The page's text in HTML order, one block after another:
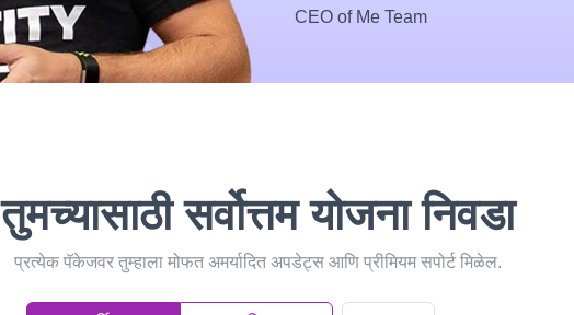
CEO of Me Team
तुमच्यासाठी सर्वोत्तम योजना निवडा
प्रत्येक पॅकेजवर तुम्हाला मोफत अमर्यादित अपडेट्स आणि प्रीमियम सपोर्ट मिळेल.